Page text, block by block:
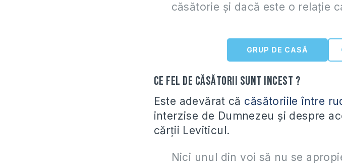
căsătorie şi dacă este o relaţie
GRUP DE CASĂ
Ce fel de căsătorii sunt incest ?
Este adevărat că căsătoriile între
interzise de Dumnezeu şi despre
cărţii Leviticul.
Nici unul din voi să nu se